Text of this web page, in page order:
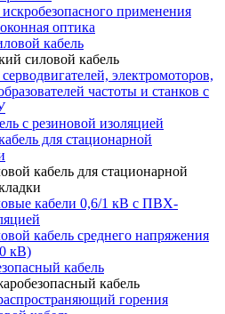
применения
оптика
кабель
силовой кабель
электромоторов,
частоты и станков с
с резиновой изоляцией
для стационарной
кабель для стационарной
кабели 0,6/1 кВ с ПВХ-
кабель среднего напряжения
кВ)
кабель
кабель
горения